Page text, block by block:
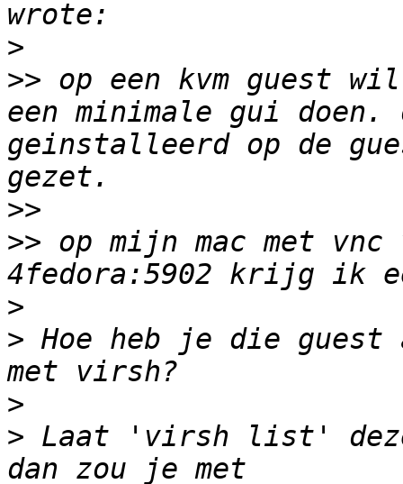
>
>> op een kvm guest
een minimale gui
geinstalleerd op de
>>
>> op mijn mac met
>
> Hoe heb je die guest
>
> Laat 'virsh list'